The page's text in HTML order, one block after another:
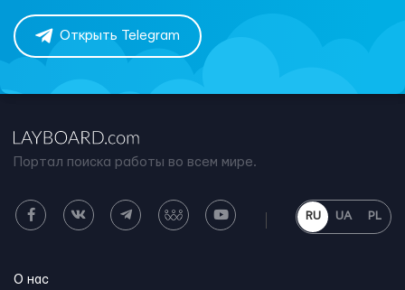
Открыть Telegram
Портал поиска работы во всем мире.
RU UA PL
О нас